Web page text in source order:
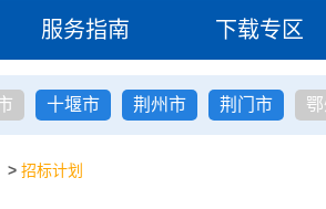
服务指南 下载专区
十堰市 荆州市 荆门市
> 招标计划